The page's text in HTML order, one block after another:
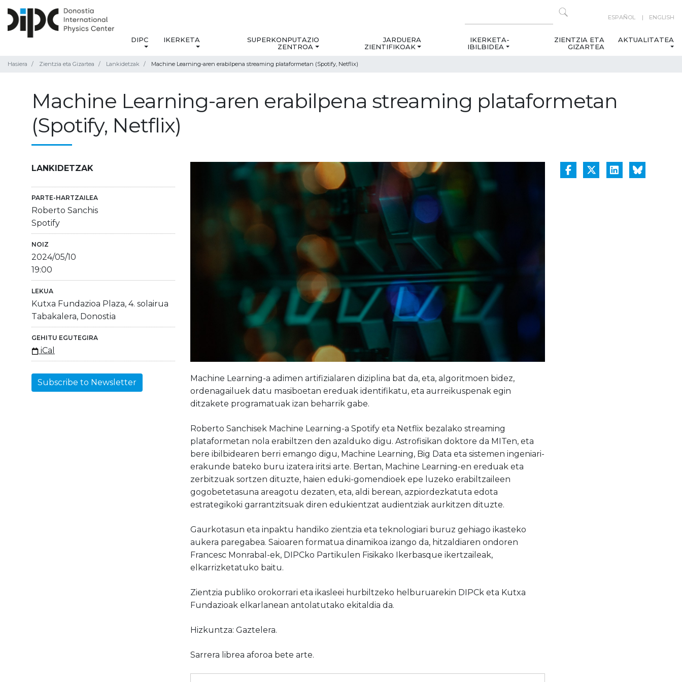
ESPAÑOL ENGLISH
DIPC IKERKETA
SUPERKONPUTAZIO
ZENTROA
JARDUERA
ZIENTIFIKOAK
IKERKETA-
IBILBIDEA
ZIENTZIA ETA
GIZARTEA
AKTUALITATEA
Hasiera Zientzia eta Gizartea Lankidetzak Machine Learning-aren erabilpena streaming plataformetan (Spotify, Netflix)
Machine Learning-aren erabilpena streaming plataformetan
(Spotify, Netflix)
LANKIDETZAK
PARTE-HARTZAILEA
Roberto Sanchis
Spotify
NOIZ
2024/05/10
19:00
LEKUA
Kutxa Fundazioa Plaza, 4. solairua
Tabakalera, Donostia
GEHITU EGUTEGIRA
iCal
Subscribe to Newsletter
Machine Learning-a adimen artifizialaren diziplina bat da, eta, algoritmoen bidez,
ordenagailuek datu masiboetan ereduak identifikatu, eta aurreikuspenak egin
ditzakete programatuak izan beharrik gabe.
Roberto Sanchisek Machine Learning-a Spotify eta Netflix bezalako streaming
plataformetan nola erabiltzen den azalduko digu. Astrofisikan doktore da MITen, eta
bere ibilbidearen berri emango digu, Machine Learning, Big Data eta sistemen ingeniari-
erakunde bateko buru izatera iritsi arte. Bertan, Machine Learning-en ereduak eta
zerbitzuak sortzen dituzte, haien eduki-gomendioek epe luzeko erabiltzaileen
gogobetetasuna areagotu dezaten, eta, aldi berean, azpiordezkatuta edota
estrategikoki garrantzitsuak diren edukientzat audientziak aurkitzen dituzte.
Gaurkotasun eta inpaktu handiko zientzia eta teknologiari buruz gehiago ikasteko
aukera paregabea. Saioaren formatua dinamikoa izango da, hitzaldiaren ondoren
Francesc Monrabal-ek, DIPCko Partikulen Fisikako Ikerbasque ikertzaileak,
elkarrizketatuko baitu.
Zientzia publiko orokorrari eta ikasleei hurbiltzeko helburuarekin DIPCk eta Kutxa
Fundazioak elkarlanean antolatutako ekitaldia da.
Hizkuntza: Gaztelera.
Sarrera librea aforoa bete arte.